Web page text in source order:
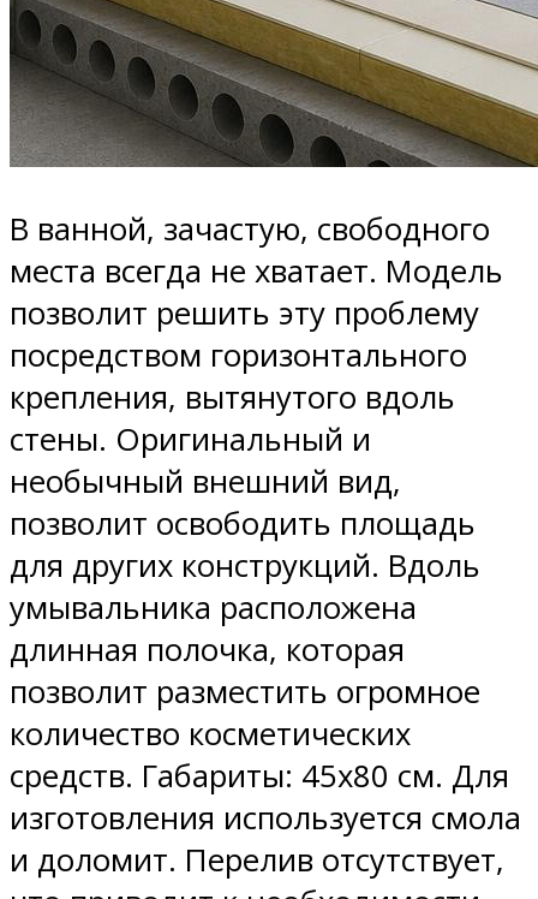
В ванной, зачастую, свободного
места всегда не хватает. Модель
позволит решить эту проблему
посредством горизонтального
крепления, вытянутого вдоль
стены. Оригинальный и
необычный внешний вид,
позволит освободить площадь
для других конструкций. Вдоль
умывальника расположена
длинная полочка, которая
позволит разместить огромное
количество косметических
средств. Габариты: 45х80 см. Для
изготовления используется смола
и доломит. Перелив отсутствует,